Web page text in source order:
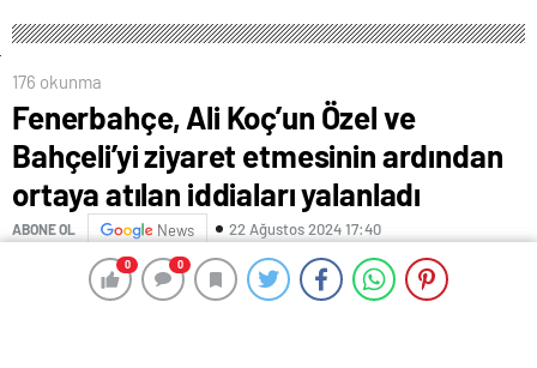
0 0
176 okunma
Fenerbahçe, Ali Koç’un Özel ve
Bahçeli’yi ziyaret etmesinin ardından
ortaya atılan iddiaları yalanladı
ABONE OL News 22 Ağustos 2024 17:40
0 0
Fenerbahçe, başkan Ali Koç’un geçtiğimiz günlerde
CHP Genel Başkanı Özgür Özel ve MHP lideriDevlet